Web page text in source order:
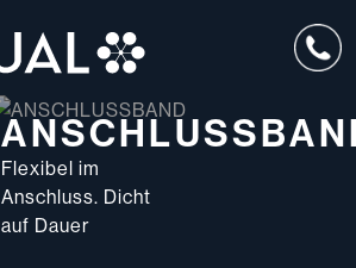
Flexibel im
Anschluss. Dicht
auf Dauer